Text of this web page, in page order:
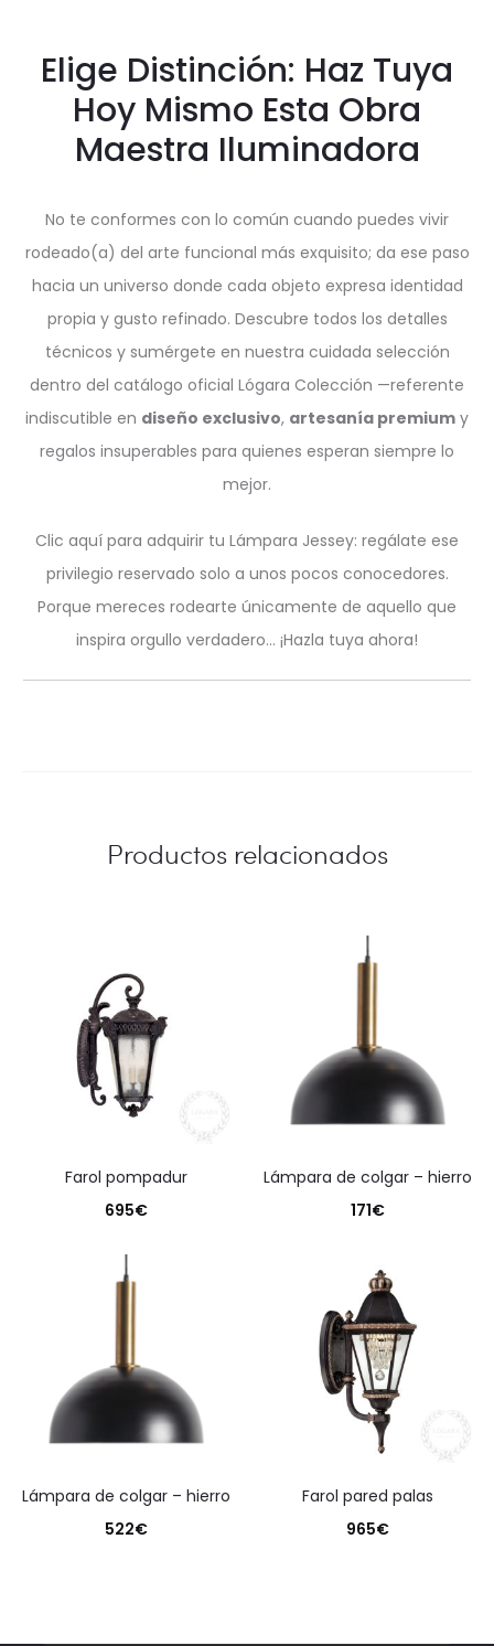
Elige Distinción: Haz Tuya
Hoy Mismo Esta Obra
Maestra Iluminadora
No te conformes con lo común cuando puedes vivir
rodeado(a) del arte funcional más exquisito; da ese paso
hacia un universo donde cada objeto expresa identidad
propia y gusto refinado. Descubre todos los detalles
técnicos y sumérgete en nuestra cuidada selección
dentro del catálogo oficial Lógara Colección —referente
indiscutible en diseño exclusivo, artesanía premium y
regalos insuperables para quienes esperan siempre lo
mejor.
Clic aquí para adquirir tu Lámpara Jessey: regálate ese
privilegio reservado solo a unos pocos conocedores.
Porque mereces rodearte únicamente de aquello que
inspira orgullo verdadero… ¡Hazla tuya ahora!
Productos relacionados
farol pompadur
695€
lámpara de colgar – hierro
171€
lámpara de colgar – hierro
522€
farol pared palas
965€